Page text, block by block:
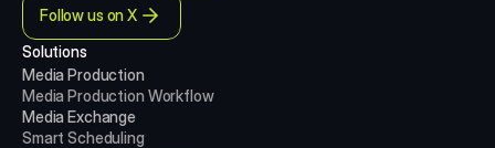
Follow us on X
Solutions
Media Production
Media Production Workflow
Media Exchange
Smart Scheduling